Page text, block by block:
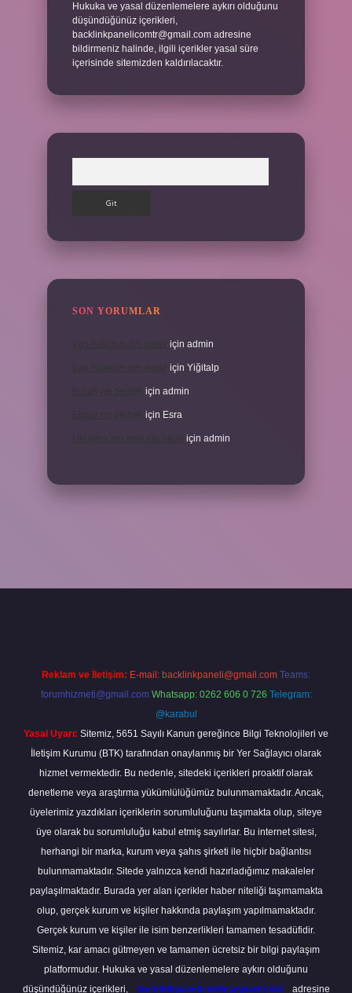
Hukuka ve yasal düzenlemelere aykırı olduğunu
düşündüğünüz içerikleri,
backlinkpanelicomtr@gmail.com adresine
bildirmeniz halinde, ilgili içerikler yasal süre
içerisinde sitemizden kaldırılacaktır.
SON YORUMLAR
için admin
için Yiğitalp
için admin
için Esra
için admin
Reklam ve İletişim: E-mail: backlinkpaneli@gmail.com Teams:
forumhizmeti@gmail.com Whatsapp: 0262 606 0 726 Telegram:
@karabul
Yasal Uyarı: Sitemiz, 5651 Sayılı Kanun gereğince Bilgi Teknolojileri ve
İletişim Kurumu (BTK) tarafından onaylanmış bir Yer Sağlayıcı olarak
hizmet vermektedir. Bu nedenle, sitedeki içerikleri proaktif olarak
denetleme veya araştırma yükümlülüğümüz bulunmamaktadır. Ancak,
üyelerimiz yazdıkları içeriklerin sorumluluğunu taşımakta olup, siteye
üye olarak bu sorumluluğu kabul etmiş sayılırlar. Bu internet sitesi,
herhangi bir marka, kurum veya şahıs şirketi ile hiçbir bağlantısı
bulunmamaktadır. Sitede yalnızca kendi hazırladığımız makaleler
paylaşılmaktadır. Burada yer alan içerikler haber niteliği taşımamakta
olup, gerçek kurum ve kişiler hakkında paylaşım yapılmamaktadır.
Gerçek kurum ve kişiler ile isim benzerlikleri tamamen tesadüfidir.
Sitemiz, kar amacı gütmeyen ve tamamen ücretsiz bir bilgi paylaşım
platformudur. Hukuka ve yasal düzenlemelere aykırı olduğunu
düşündüğünüz içerikleri,
backlinkpanelicomtr@gmail.com adresine